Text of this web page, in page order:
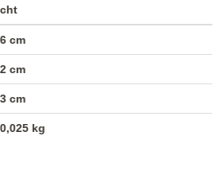
6 cm
2 cm
3 cm
0,025 kg